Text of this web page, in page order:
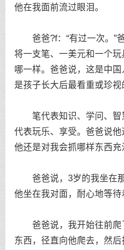
他在我面前流过眼泪。
爸爸?f：“有过一次。”
将一支笔、一美元和一个
哪一样。爸爸说，这是中
是孩子长大后最看重或珍视
笔代表知识、学问、智
代表玩乐、享受。爸爸说他
他还是对我会抓哪样东西充
爸爸说，3岁的我坐在那
他坐在我对面，耐心地等待
爸爸说，我开始往前爬
东西，径直向他爬去，然